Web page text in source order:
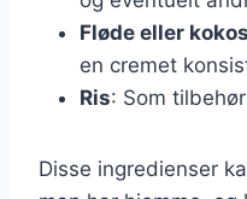
Fløde eller
en cremet
Ris: Som
Disse ingredienser